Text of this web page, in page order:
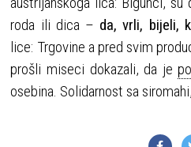
roda ili dica – da, vrli, bijeli,
lice: Trgovine a pred svim
prošli miseci dokazali, da je
osebina. Solidarnost sa